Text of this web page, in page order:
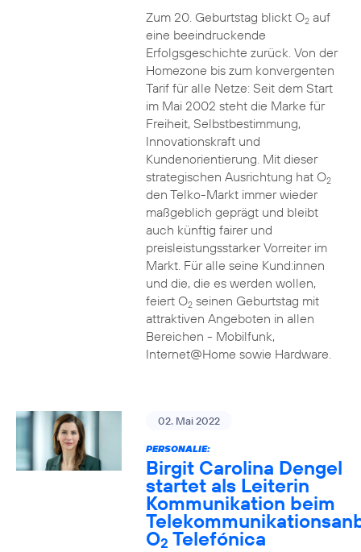
Zum 20. Geburtstag blickt O2auf
eine beeindruckende
Erfolgsgeschichte zurück. Von der
Homezone bis zum konvergenten
Tarif für alle Netze: Seit dem Start
im Mai 2002 steht die Marke für
Freiheit, Selbstbestimmung,
Innovationskraft und
Kundenorientierung. Mit dieser
strategischen Ausrichtung hat O2
den Telko-Markt immer wieder
maßgeblich geprägt und bleibt
auch künftig fairer und
preisleistungsstarker Vorreiter im
Markt. Für alle seine Kund:innen
und die, die es werden wollen,
feiert O2seinen Geburtstag mit
attraktiven Angeboten in allen
Bereichen - Mobilfunk,
Internet@Home sowie Hardware.
02. Mai 2022
PERSONALIE:
Birgit Carolina Dengel
startet als Leiterin
Kommunikation beim
O2 Telefónica